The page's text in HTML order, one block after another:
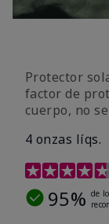
Protector
factor de
cuerpo, no
4 onzas líqs.
Calificación
95% de